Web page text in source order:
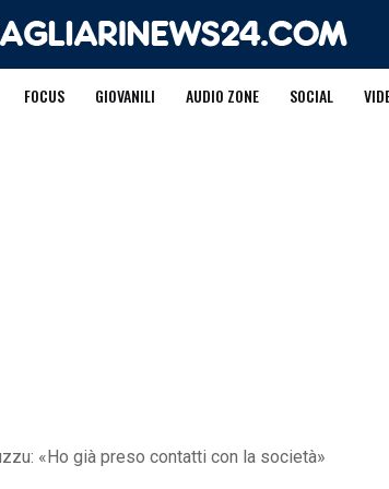
FOCUS GIOVANILI AUDIO ZONE SOCIAL
«Ho già preso contatti con la società»